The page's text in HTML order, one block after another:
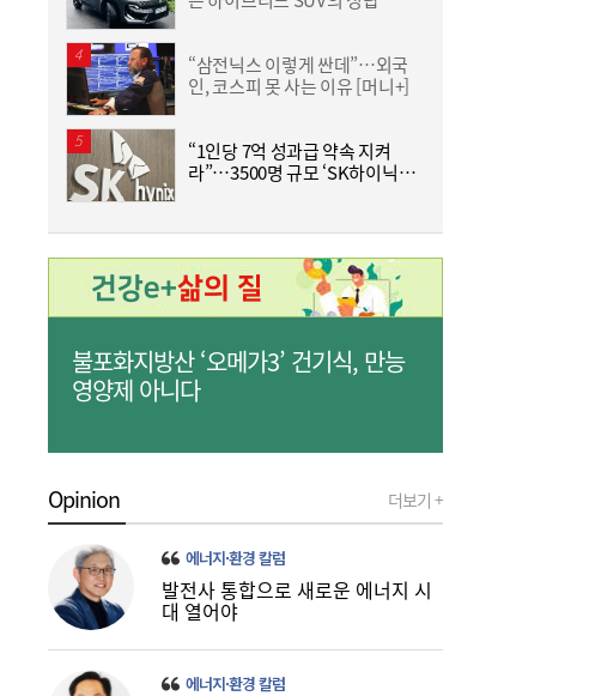
11:04
홍소영 병무청장 “男 면제 연령 ‘43세 상향’
포함 전방위 징집률↑…여성 징병, 검토 안
“삼전닉스 이렇게 싼데”…외국
인, 코스피 못 사는 이유 [머니+]
“1인당 7억 성과급 약속 지켜
라”…3500명 규모 ‘SK하이닉스
불포화지방산 ‘오메가3’ 건기식, 만능
영양제 아니다
Opinion 더보기 +
에너지·환경 칼럼
발전사 통합으로 새로운 에너지 시
대 열어야
에너지·환경 칼럼